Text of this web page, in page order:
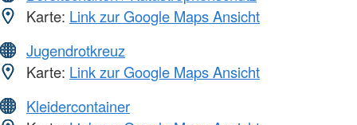
Karte: Link zur Google Maps Ansicht
Jugendrotkreuz
Karte: Link zur Google Maps Ansicht
Kleidercontainer